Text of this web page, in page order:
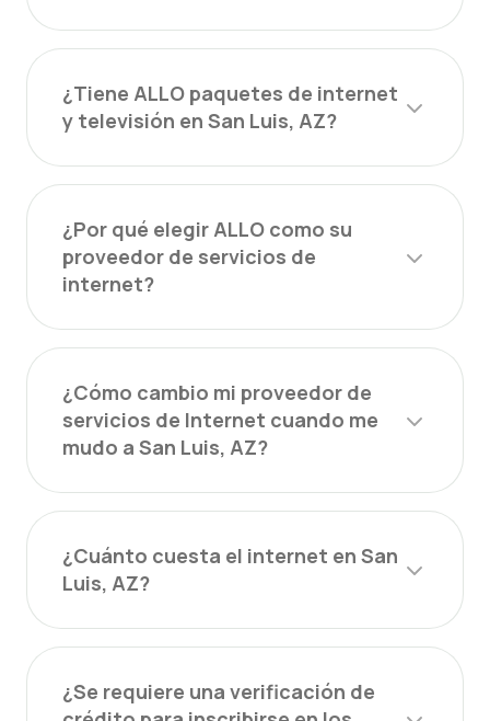
¿Tiene ALLO paquetes de internet
y televisión en San Luis, AZ?
¿Por qué elegir ALLO como su
proveedor de servicios de
internet?
¿Cómo cambio mi proveedor de
servicios de Internet cuando me
mudo a San Luis, AZ?
¿Cuánto cuesta el internet en San
Luis, AZ?
¿Se requiere una verificación de